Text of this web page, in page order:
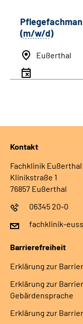
(m/w/d)
Eußerthal
Kontakt
Fachklinik Eußerthal
Klinikstraße 1
76857 Eußerthal
06345 20-0
fachklinik-
Barrierefreiheit
Erklärung zur
Erklärung zur
Gebärdensprache
Erklärung zur